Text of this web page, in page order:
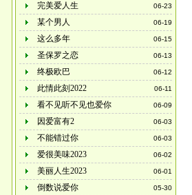
06-23
完美爱人生
06-19
某个男人
06-15
这么多年
06-13
圣保罗之恋
06-12
终极欧巴
06-11
此情此刻2022
06-09
看不见听不见也爱你
06-03
因爱富有2
06-03
不能错过你
06-02
爱很美味2023
06-01
美丽人生2023
05-30
倒数说爱你